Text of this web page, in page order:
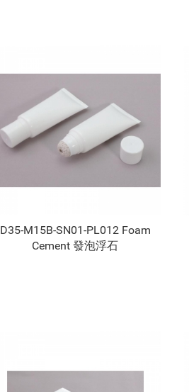
D35-M15B-SN01-PL012 Foam
Cement 發泡浮石